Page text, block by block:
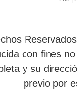
con fines
y su
previo por